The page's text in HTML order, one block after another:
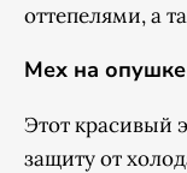
оттепелями, а
Мех на опушке
Этот красивый
защиту от